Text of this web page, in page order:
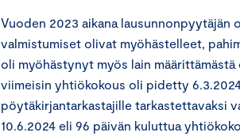
Vuoden 2023 aikana
valmistumiset olivat myöhästelleet,
oli myöhästynyt myös lain
viimeisin yhtiökokous oli pidetty
pöytäkirjantarkastajille tarkastettavaksi
10.6.2024 eli 96 päivän kuluttua